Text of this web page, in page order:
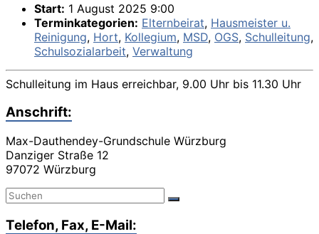
Start: 1 August 2025 9:00
Terminkategorien: Elternbeirat, Hausmeister u.
Reinigung, Hort, Kollegium, MSD, OGS, Schulleitung,
Schulsozialarbeit, Verwaltung
Schulleitung im Haus erreichbar, 9.00 Uhr bis 11.30 Uhr
Anschrift:
Max-Dauthendey-Grundschule Würzburg
Danziger Straße 12
97072 Würzburg
Telefon, Fax, E-Mail: